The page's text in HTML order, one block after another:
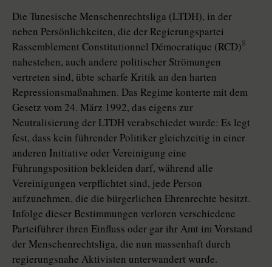
Die Tunesische Menschenrechtsliga (LTDH), in der
neben Persönlichkeiten, die der Regierungspartei
Rassemblement Constitutionnel Démocratique (RCD)8
nahestehen, auch andere politischer Strömungen
vertreten sind, übte scharfe Kritik an den harten
Repressionsmaßnahmen. Das Regime konterte mit dem
Gesetz vom 24. März 1992, das eigens zur
Neutralisierung der LTDH verabschiedet wurde: Es legt
fest, dass kein führender Politiker gleichzeitig in einer
anderen Initiative oder Vereinigung eine
Führungsposition bekleiden darf, während alle
Vereinigungen verpflichtet sind, jede Person
aufzunehmen, die die bürgerlichen Ehrenrechte besitzt.
Infolge dieser Bestimmungen verloren verschiedene
Parteiführer ihren Einfluss oder gar ihr Amt im Vorstand
der Menschenrechtsliga, die nun massenhaft durch
regierungsnahe Aktivisten unterwandert wurde.